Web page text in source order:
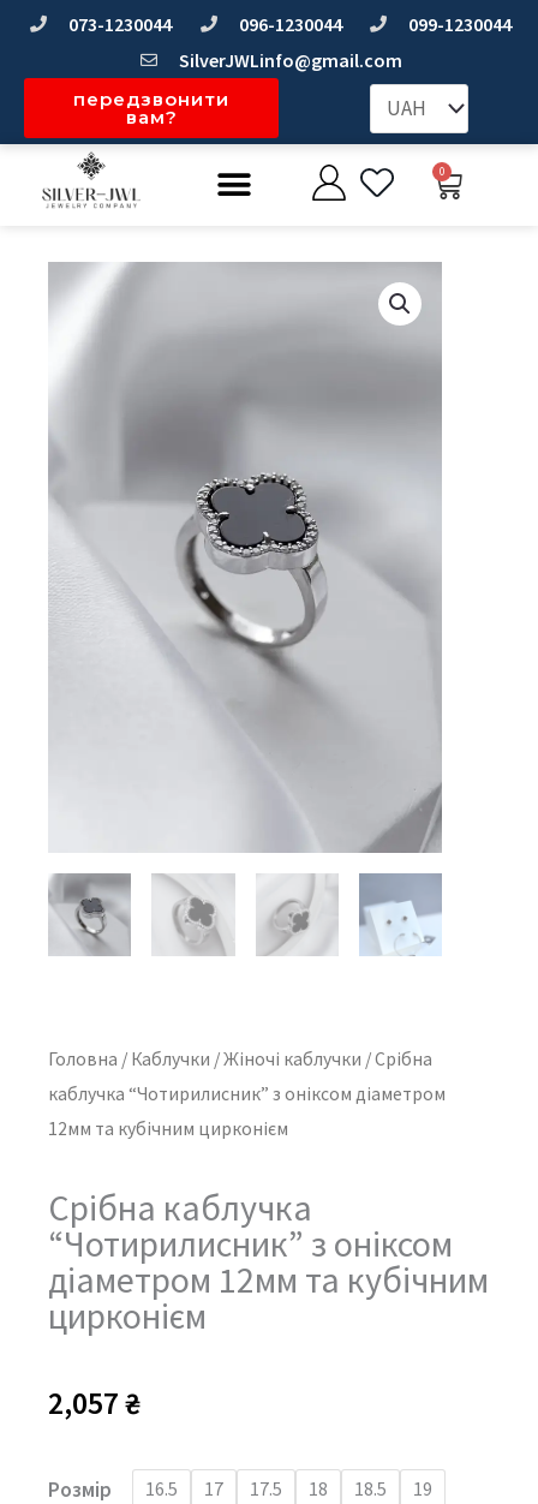
Перейти073-1230044 096-1230044
099-1230044
SilverJWLinfo@gmail.com
передзвонити
вам?
Меню 0
Головна / Каблучки /Жіночі каблучки / Срібна
каблучка “Чотирилисник” з оніксом діаметром
12мм та кубічним цирконієм
Срібна каблучка
“Чотирилисник” з оніксом
діаметром 12мм та кубічним
цирконієм
2,057₴
Розмір 16.5 17 17.5 18 18.5
19
Срібна